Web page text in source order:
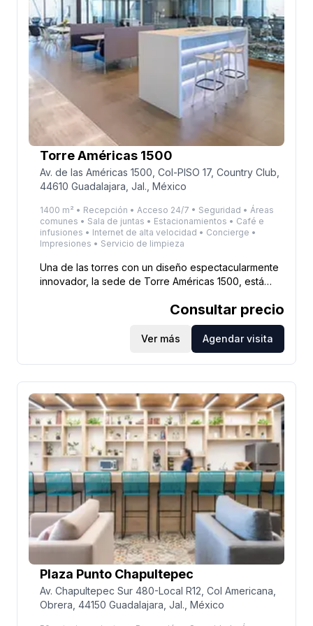
Torre Américas 1500
Av. de las Américas 1500, Col-PISO 17, Country Club,
44610 Guadalajara, Jal., México
1400 m² • Recepción • Acceso 24/7 • Seguridad • Áreas
comunes • Sala de juntas • Estacionamientos • Café e
infusiones • Internet de alta velocidad • Concierge •
Impresiones • Servicio de limpieza
Una de las torres con un diseño espectacularmente
innovador, la sede de Torre Américas 1500, está
Américas en la colonia Country Club de Zapopan, en
el corazón de la zona financiera de Guadalajara.
Torre Américas 1500 es un edificio vanguardista que
está diseñado y construido bajo estándares
internacionales de calidad y funcionalidad, en el
cual se fusionan el arte, la tecnología y la conciencia
ecológica; cuenta con la Certificación LEED Oro por
parte del U.S. Green Building Council (USGBC). Así
mismo, la torre tiene helipuerto, sky-pool, fitness
center ejecutivo, áreas comerciales en planta baja y
en los primeros siete niveles de la torre, se
encuentra un hotel ejecutivo. Adicionalmente, la
zona cuenta con magníficas vialidades que evitan el
congestionamiento.
Consultar precio
Ver más Agendar visita
Plaza Punto Chapultepec
Av. Chapultepec Sur 480-Local R12, Col Americana,
Obrera, 44150 Guadalajara, Jal., México